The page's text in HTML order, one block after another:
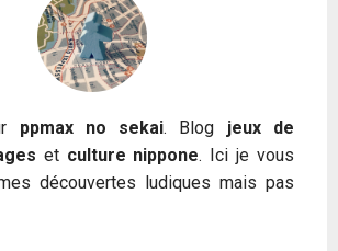
ppmax no sekai. Blog jeux de
et culture nippone. Ici je vous
découvertes ludiques mais pas